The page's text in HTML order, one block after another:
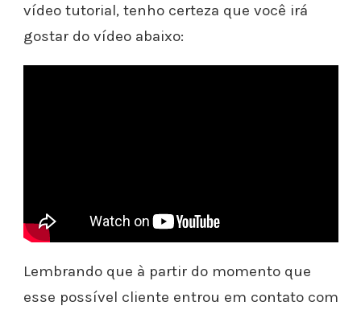
vídeo tutorial, tenho certeza que você irá
gostar do vídeo abaixo:
Lembrando que à partir do momento que
esse possível cliente entrou em contato com